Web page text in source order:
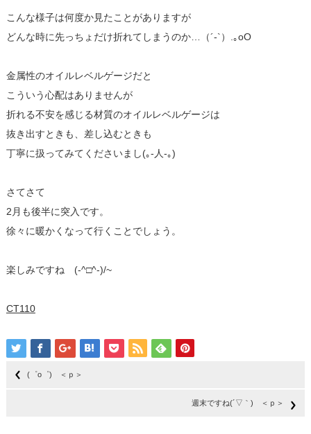
こんな様子は何度か見たことがありますが
どんな時に先っちょだけ折れてしまうのか…（´-`）.｡oO
金属性のオイルレベルゲージだと
こういう心配はありませんが
折れる不安を感じる材質のオイルレベルゲージは
抜き出すときも、差し込むときも
丁寧に扱ってみてくださいまし(｡-人-｡)
さてさて
2月も後半に突入です。
徐々に暖かくなって行くことでしょう。
楽しみですね (-^□^-)/~
CT110
(゜o゜) ＜ｐ＞
週末ですね(´▽｀) ＜ｐ＞